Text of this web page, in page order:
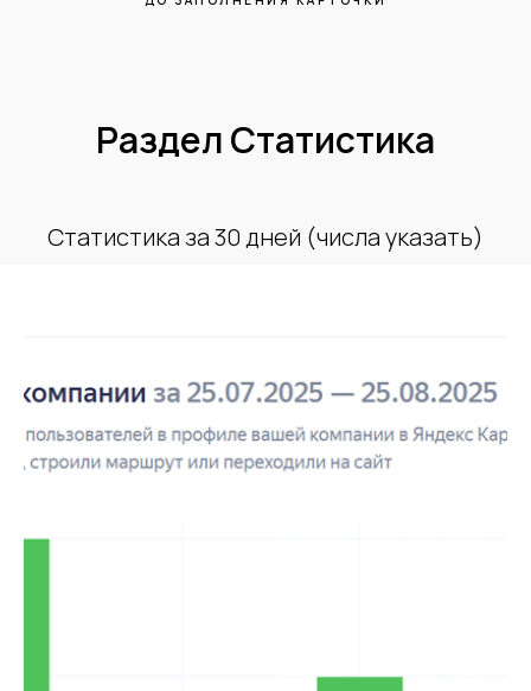
Раздел Статистика
Статистика за 30 дней (числа указать)